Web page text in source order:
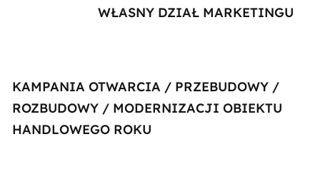
WŁASNY DZIAŁ MARKETINGU
KAMPANIA OTWARCIA / PRZEBUDOWY /
ROZBUDOWY / MODERNIZACJI OBIEKTU
HANDLOWEGO ROKU